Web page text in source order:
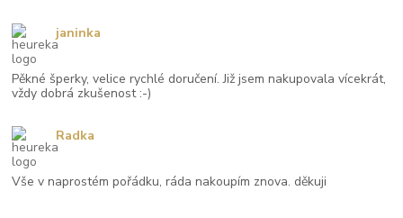
Pěkné šperky, velice rychlé doručení. Již jsem nakupovala vícekrát,
vždy dobrá zkušenost :-)
janinka
Vše v naprostém pořádku, ráda nakoupím znova. děkuji
Radka